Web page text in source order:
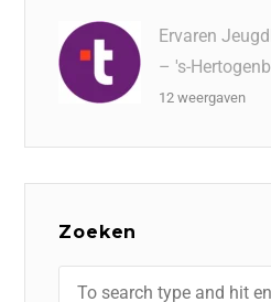
Ervaren
– 's-
12 weergaven
Zoeken